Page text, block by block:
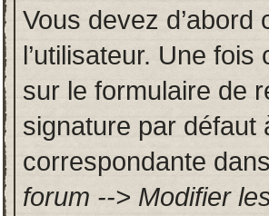
Vous devez
l’utilisateur. Une
sur le formulaire de
signature par défaut
correspondante
forum --> Modifier